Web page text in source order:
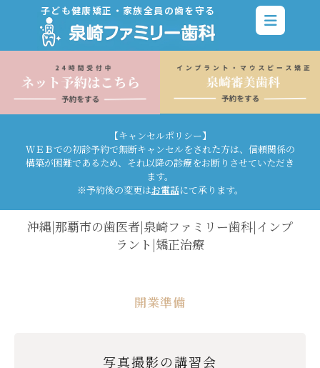
子ども健康矯正・家族全員の歯を守る
【キャンセルポリシー】
ＷＥＢでの初診予約で無断キャンセルをされた方は、信頼関係の
構築が困難であるため、それ以降の診療をお断りさせていただき
ます。
※予約後の変更はお電話にて承ります。
沖縄|那覇市の歯医者|泉崎ファミリー歯科|インプ
ラント|矯正治療
開業準備
写真撮影の講習会